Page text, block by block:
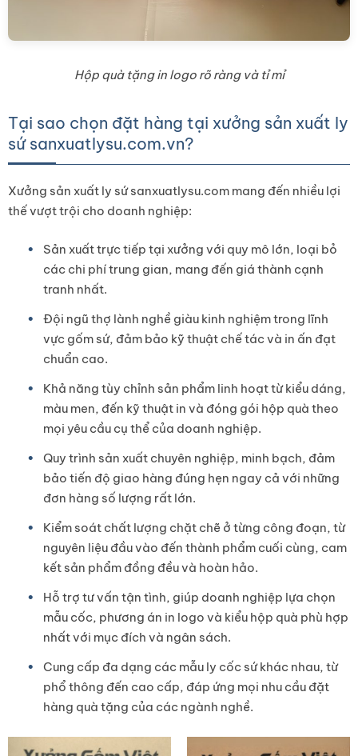
Hộp quà tặng in logo rõ ràng và tỉ mỉ
Tại sao chọn đặt hàng tại xưởng sản xuất ly
sứ sanxuatlysu.com.vn?
Xưởng sản xuất ly sứ sanxuatlysu.com mang đến nhiều lợi
thế vượt trội cho doanh nghiệp:
Sản xuất trực tiếp tại xưởng với quy mô lớn, loại bỏ
các chi phí trung gian, mang đến giá thành cạnh
tranh nhất.
Đội ngũ thợ lành nghề giàu kinh nghiệm trong lĩnh
vực gốm sứ, đảm bảo kỹ thuật chế tác và in ấn đạt
chuẩn cao.
Khả năng tùy chỉnh sản phẩm linh hoạt từ kiểu dáng,
màu men, đến kỹ thuật in và đóng gói hộp quà theo
mọi yêu cầu cụ thể của doanh nghiệp.
Quy trình sản xuất chuyên nghiệp, minh bạch, đảm
bảo tiến độ giao hàng đúng hẹn ngay cả với những
đơn hàng số lượng rất lớn.
Kiểm soát chất lượng chặt chẽ ở từng công đoạn, từ
nguyên liệu đầu vào đến thành phẩm cuối cùng, cam
kết sản phẩm đồng đều và hoàn hảo.
Hỗ trợ tư vấn tận tình, giúp doanh nghiệp lựa chọn
mẫu cốc, phương án in logo và kiểu hộp quà phù hợp
nhất với mục đích và ngân sách.
Cung cấp đa dạng các mẫu ly cốc sứ khác nhau, từ
phổ thông đến cao cấp, đáp ứng mọi nhu cầu đặt
hàng quà tặng của các ngành nghề.